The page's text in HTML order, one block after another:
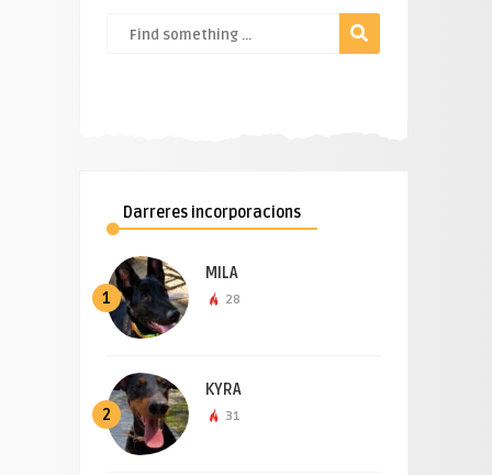
Darreres incorporacions
1
MILA
28
2
KYRA
31